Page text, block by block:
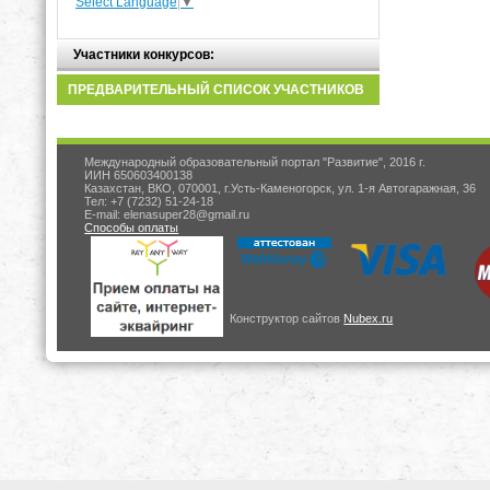
Участники конкурсов:
ПРЕДВАРИТЕЛЬНЫЙ СПИСОК УЧАСТНИКОВ
Международный образовательный портал "Развитие", 2016 г.
ИИН 650603400138
Казахстан, ВКО, 070001, г.Усть-Каменогорск, ул. 1-я Автогаражная, 36
Тел: +7 (7232) 51-24-18
E-mail: elenasuper28@gmail.ru
Способы оплаты
Конструктор сайтов Nubex.ru